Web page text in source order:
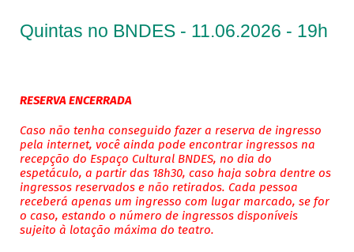
Quintas no BNDES - 11.06.2026 - 19h
RESERVA ENCERRADA
Caso não tenha conseguido fazer a reserva de ingresso
pela internet, você ainda pode encontrar ingressos na
recepção do Espaço Cultural BNDES, no dia do
espetáculo, a partir das 18h30, caso haja sobra dentre os
ingressos reservados e não retirados. Cada pessoa
receberá apenas um ingresso com lugar marcado, se for
o caso, estando o número de ingressos disponíveis
sujeito à lotação máxima do teatro.